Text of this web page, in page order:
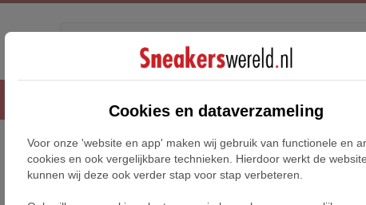
Releases Blog
Home Vans Sneakers
Vans Sneakers
Cookies en dataverzameling
Voor onze 'website en app' maken wij gebruik van functionele en
cookies en ook vergelijkbare technieken. Hierdoor werkt de
kunnen wij deze ook verder stap voor stap verbeteren.